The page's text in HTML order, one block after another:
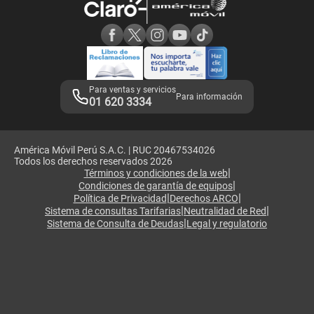
Adquirientes iPhone 6, 6S y SE
Mensaje de Seguridad
Términos y Condiciones de Tienda Claro
Libro de Reclamaciones
Legales de marketplace
Para ventas y servicios
01 620 3334 Para información
América Móvil Perú S.A.C. | RUC 20467534026
Todos los derechos reservados 2026
Términos y condiciones de la web|
Condiciones de garantía de equipos|
Política de Privacidad|Derechos ARCO|
Sistema de consultas Tarifarias|Neutralidad de Red|
Sistema de Consulta de Deudas|Legal y regulatorio